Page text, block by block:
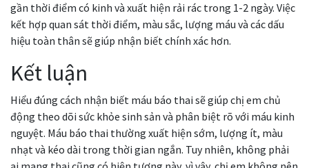
gần thời điểm có kinh và xuất hiện rải rác trong 1-2 ngày. Việc
kết hợp quan sát thời điểm, màu sắc, lượng máu và các dấu
hiệu toàn thân sẽ giúp nhận biết chính xác hơn.
Kết luận
Hiểu đúng cách nhận biết máu báo thai sẽ giúp chị em chủ
động theo dõi sức khỏe sinh sản và phân biệt rõ với máu kinh
nguyệt. Máu báo thai thường xuất hiện sớm, lượng ít, màu
nhạt và kéo dài trong thời gian ngắn. Tuy nhiên, không phải